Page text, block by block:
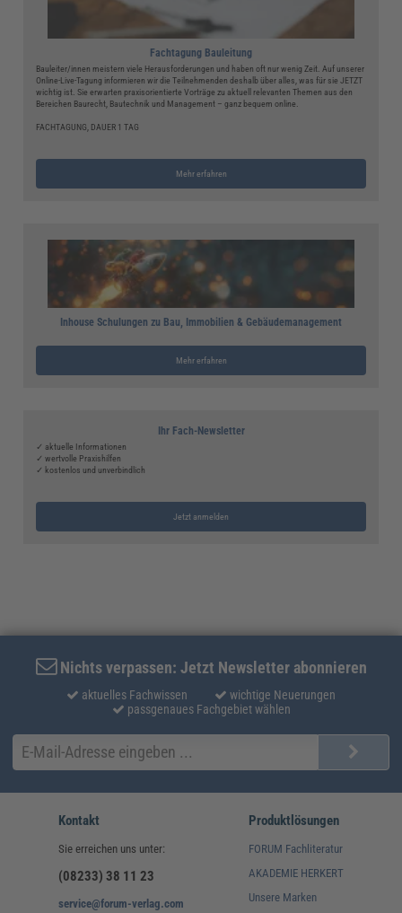
Fachtagung Bauleitung
Bauleiter/innen meistern viele Herausforderungen und haben oft nur wenig Zeit. Auf unserer
Online-Live-Tagung informieren wir die Teilnehmenden deshalb über alles, was für sie JETZT
wichtig ist. Sie erwarten praxisorientierte Vorträge zu aktuell relevanten Themen aus den
Bereichen Baurecht, Bautechnik und Management – ganz bequem online.
FACHTAGUNG, DAUER 1 TAG
Mehr erfahren
Inhouse Schulungen zu Bau, Immobilien & Gebäudemanagement
Mehr erfahren
Ihr Fach-Newsletter
✓ aktuelle Informationen
✓ wertvolle Praxishilfen
✓ kostenlos und unverbindlich
Jetzt anmelden
Nichts verpassen: Jetzt Newsletter abonnieren
aktuelles Fachwissen
wichtige Neuerungen
passgenaues Fachgebiet wählen
Kontakt
Sie erreichen uns unter:
(08233) 38 11 23
service@forum-verlag.com
Produktlösungen
FORUM Fachliteratur
AKADEMIE HERKERT
Unsere Marken